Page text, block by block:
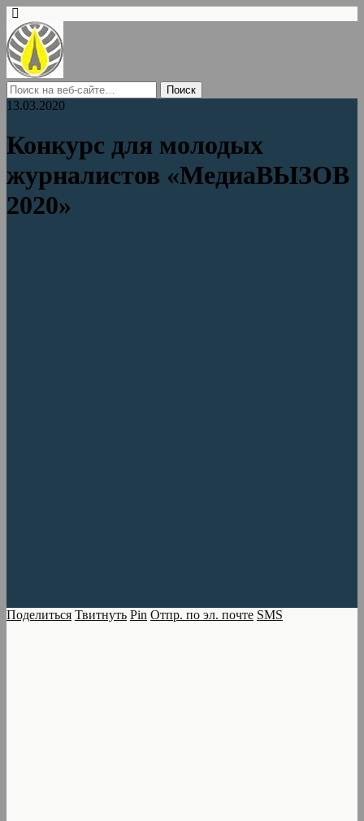
13.03.2020
Конкурс для молодых
журналистов «МедиаВЫЗОВ
2020»
Поделиться Твитнуть Pin Отпр. по эл. почте SMS